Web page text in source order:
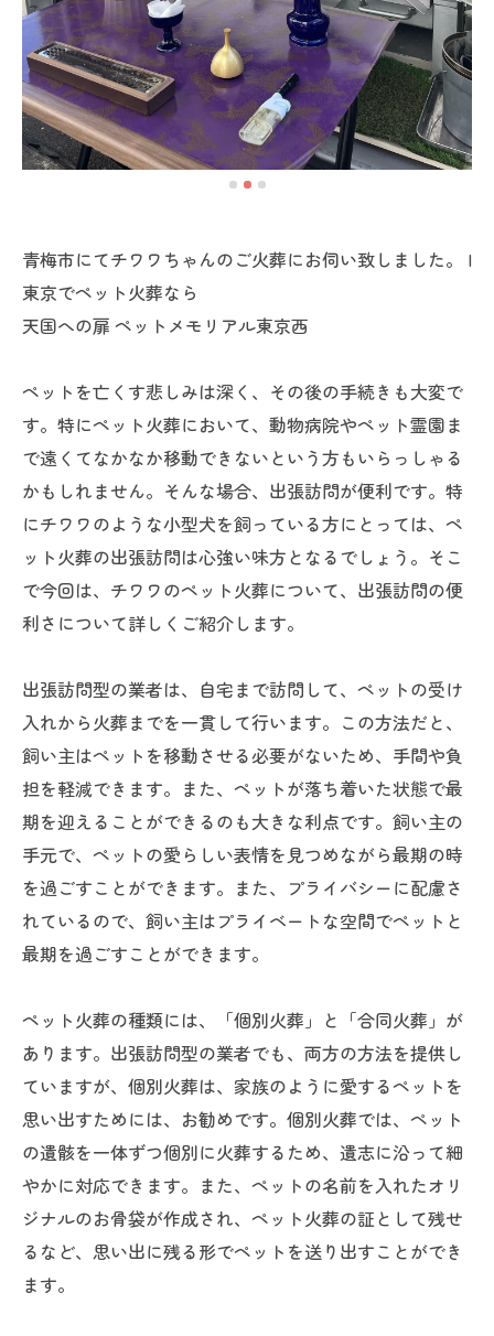
青梅市にてチワワちゃんのご火葬にお伺い致しました。 |
東京でペット火葬なら
天国への扉 ペットメモリアル東京西
ペットを亡くす悲しみは深く、その後の手続きも大変で
す。特にペット火葬において、動物病院やペット霊園ま
で遠くてなかなか移動できないという方もいらっしゃる
かもしれません。そんな場合、出張訪問が便利です。特
にチワワのような小型犬を飼っている方にとっては、ペ
ット火葬の出張訪問は心強い味方となるでしょう。そこ
で今回は、チワワのペット火葬について、出張訪問の便
利さについて詳しくご紹介します。
出張訪問型の業者は、自宅まで訪問して、ペットの受け
入れから火葬までを一貫して行います。この方法だと、
飼い主はペットを移動させる必要がないため、手間や負
担を軽減できます。また、ペットが落ち着いた状態で最
期を迎えることができるのも大きな利点です。飼い主の
手元で、ペットの愛らしい表情を見つめながら最期の時
を過ごすことができます。また、プライバシーに配慮さ
れているので、飼い主はプライベートな空間でペットと
最期を過ごすことができます。
ペット火葬の種類には、「個別火葬」と「合同火葬」が
あります。出張訪問型の業者でも、両方の方法を提供し
ていますが、個別火葬は、家族のように愛するペットを
思い出すためには、お勧めです。個別火葬では、ペット
の遺骸を一体ずつ個別に火葬するため、遺志に沿って細
やかに対応できます。また、ペットの名前を入れたオリ
ジナルのお骨袋が作成され、ペット火葬の証として残せ
るなど、思い出に残る形でペットを送り出すことができ
ます。